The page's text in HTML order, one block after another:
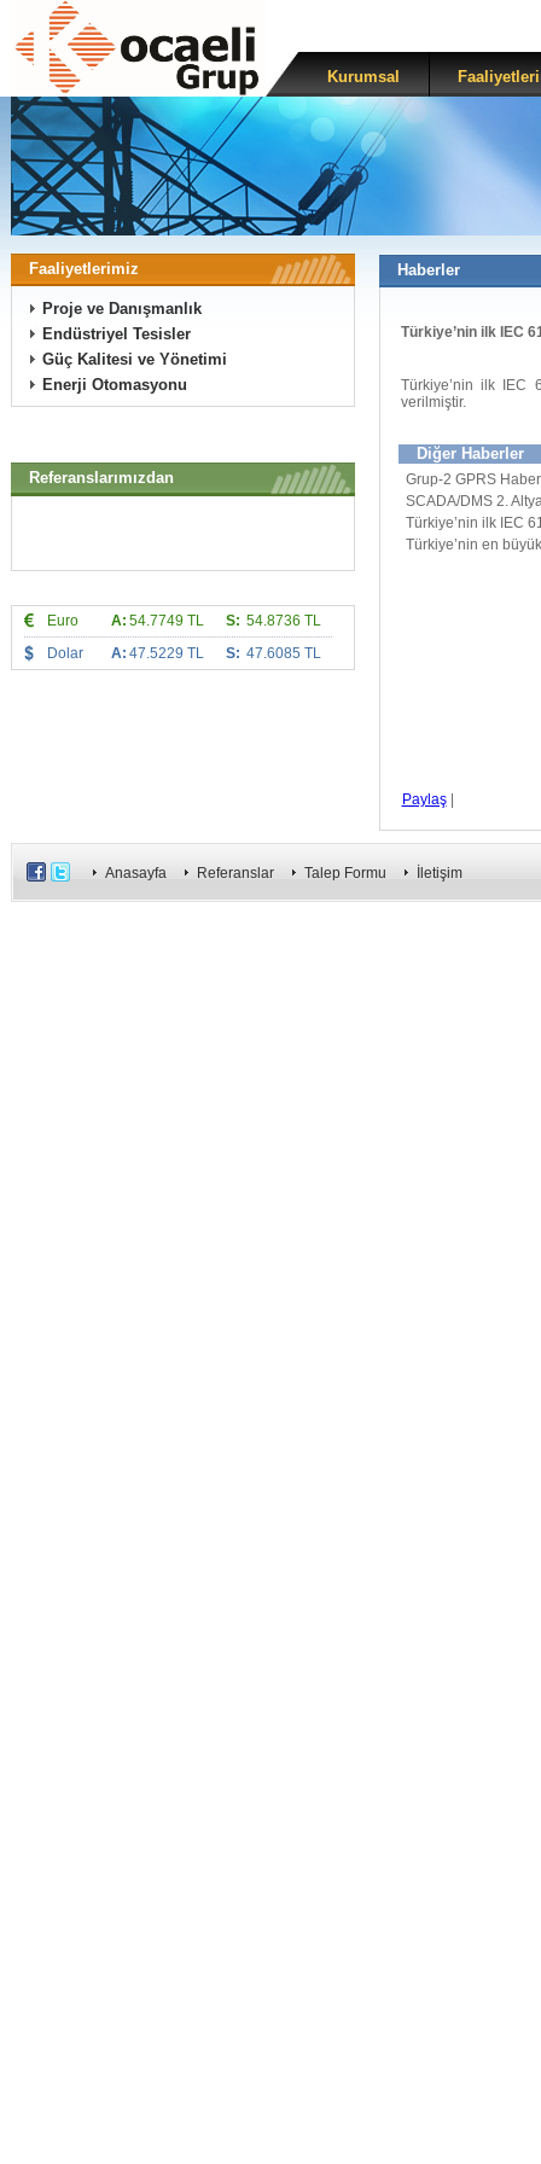
Kurumsal
Faaliyetlerimiz
Proje ve Danışmanlık
Endüstriyel Tesisler
Güç Kalitesi ve Yönetimi
Enerji Otomasyonu
Referanslarımızdan
Euro A: 54.7749 TL S: 54.8736 TL
Dolar
A: 47.5229 TL S: 47.6085 TL
Haberler
Türkiye’nin ilk IEC
Türkiye’nin ilk IEC
verilmiştir.
Diğer Haberler
Grup-2 GPRS
SCADA/DMS 2.
Türkiye’nin ilk IEC
Türkiye’nin en
Paylaş
Anasayfa Referanslar Talep Formu İletişim